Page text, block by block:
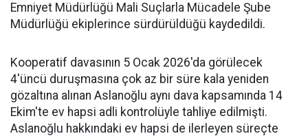
Emniyet Müdürlüğü Mali Suçlarla Mücadele Şube
Müdürlüğü ekiplerince sürdürüldüğü kaydedildi.
Kooperatif davasının 5 Ocak 2026'da görülecek
4'üncü duruşmasına çok az bir süre kala yeniden
gözaltına alınan Aslanoğlu aynı dava kapsamında 14
Ekim'te ev hapsi adli kontrolüyle tahliye edilmişti.
Aslanoğlu hakkındaki ev hapsi de ilerleyen süreçte